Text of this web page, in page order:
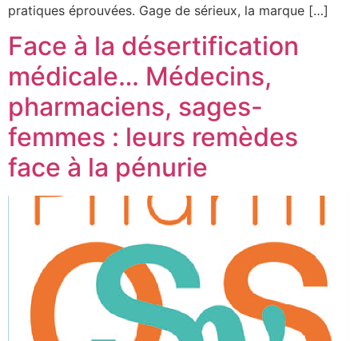
pratiques éprouvées. Gage de sérieux, la marque […]
Face à la désertification
médicale… Médecins,
pharmaciens, sages-
femmes : leurs remèdes
face à la pénurie